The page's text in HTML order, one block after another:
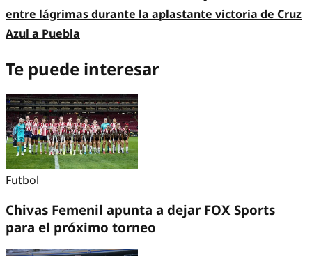
entre lágrimas durante la aplastante victoria de Cruz
Azul a Puebla
Te puede interesar
Futbol
Chivas Femenil apunta a dejar FOX Sports
para el próximo torneo